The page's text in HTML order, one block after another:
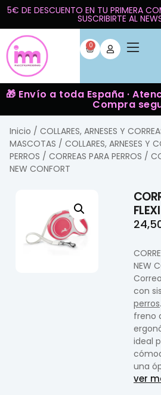
5€ DE DESCUENTO EN TU PRIMERA
SUSCRIBIRTE AL
0
🎁 Envío a toda España ·
Compra
Inicio / COLLARES, ARNESES Y
MASCOTAS / COLLARES, ARNESES Y
PERROS / CORREAS PARA PERROS /
NEW CONFORT
NEW
con
perros
freno
ideal
una
ver